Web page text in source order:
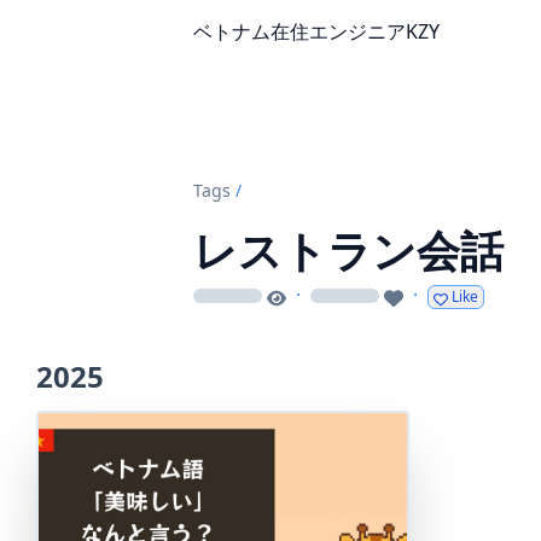
ベトナム在住エンジニアKZY
Tags /
レストラン会話
loading · loading · Like
2025